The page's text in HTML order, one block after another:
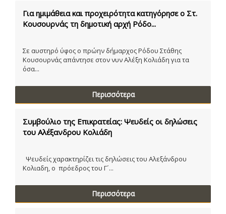
Για ημιμάθεια και προχειρότητα κατηγόρησε ο Στ.
Κουσουρνάς τη δημοτική αρχή Ρόδο...
Σε αυστηρό ύφος ο πρώην δήμαρχος Ρόδου Στάθης
Κουσουρνάς απάντησε στον νυν Αλέξη Κολιάδη για τα
όσα...
Περισσότερα
Συμβούλιο της Επικρατείας: Ψευδείς οι δηλώσεις
του Αλέξανδρου Κολιάδη
Ψευδείς χαρακτηρίζει τις δηλώσεις του Αλεξάνδρου
Κολιαδη, ο πρόεδρος του Γ´...
Περισσότερα